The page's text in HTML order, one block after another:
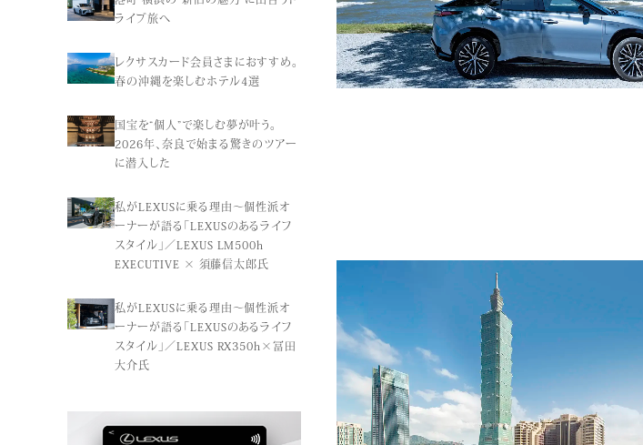
ライブ旅へ
レクサスカード会員さまにおすすめ。
春の沖縄を楽しむホテル4選
国宝を“個人”で楽しむ夢が叶う。
2026年、奈良で始まる驚きのツアー
に潜入した
私がLEXUSに乗る理由〜個性派オ
ーナーが語る「LEXUSのあるライフ
スタイル」／LEXUS LM500h
EXECUTIVE × 須藤信太郎氏
私がLEXUSに乗る理由〜個性派オ
ーナーが語る「LEXUSのあるライフ
スタイル」／LEXUS RX350h×冨田
大介氏